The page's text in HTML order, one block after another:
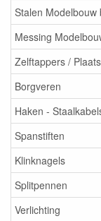
Stalen
Messing
Zelftappers /
Borgveren
Haken -
Spanstiften
Klinknagels
Splitpennen
Verlichting